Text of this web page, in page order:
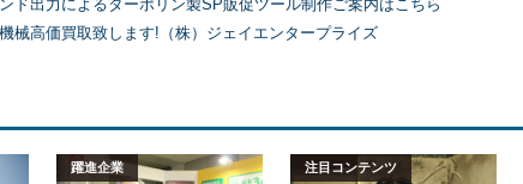
ド出力によるターポリン製SP販促ツール制作ご案内はこちら
械高価買取致します!（株）ジェイエンタープライズ
躍進企業 注目コンテンツ